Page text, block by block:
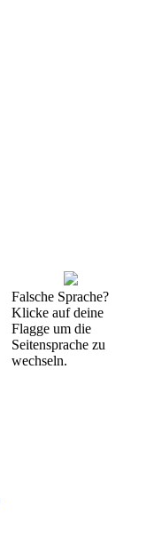
Falsche Sprache?
Klicke auf deine
Flagge um die
Seitensprache zu
wechseln.